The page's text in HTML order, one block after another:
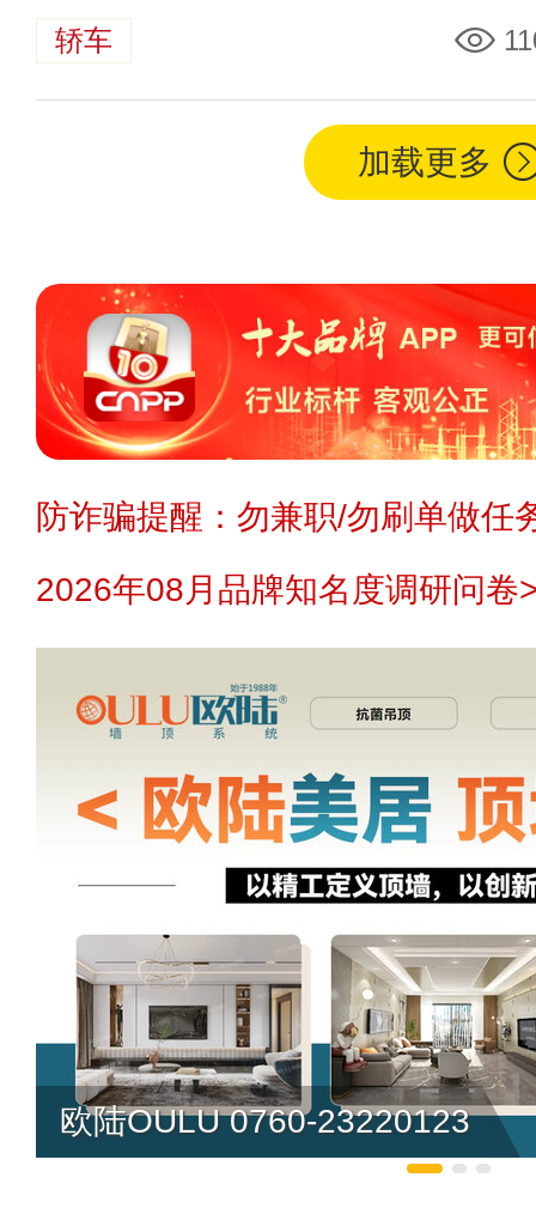
轿车
加载更多
防诈骗提醒：勿兼职/勿刷单做任
2026年08月品牌知名度调研问卷
欧陆OULU 0760-23220123